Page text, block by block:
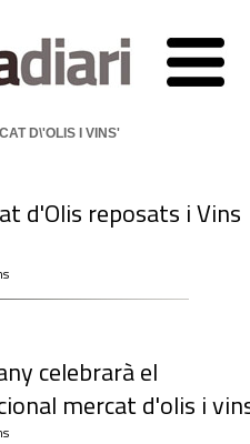
D\'OLIS I VINS'
d'Olis reposats i Vins
celebrarà el
mercat d'olis i